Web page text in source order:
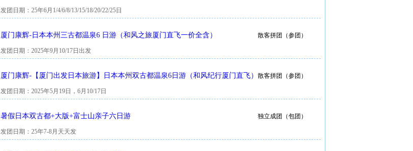
发团日期：25年6月1/4/6/8/13/15/18/20/22/25日
厦门康辉-日本本州三古都温泉6 日游（和风之旅厦门直飞一价全含） 散客拼团（参团）
发团日期：2025年9月10/17日出发
厦门康辉-【厦门出发日本旅游】日本本州双古都温泉6日游（和风纪行厦门直飞） 散客拼团（参团）
发团日期：2025年5月19日，6月10/17日
暑假日本双古都+大版+富士山亲子六日游 独立成团（包团）
发团日期：25年7-8月天天发